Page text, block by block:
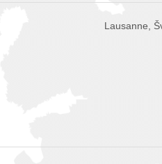
Lausanne,